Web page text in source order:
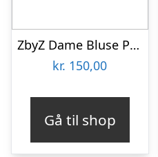
ZbyZ Dame Bluse Plus Size – Print 2 Blue – 54/56
kr. 150,00
Gå til shop